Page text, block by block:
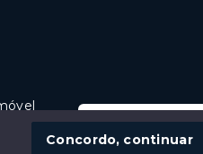
Olá! Estamos
Concordo, continuar